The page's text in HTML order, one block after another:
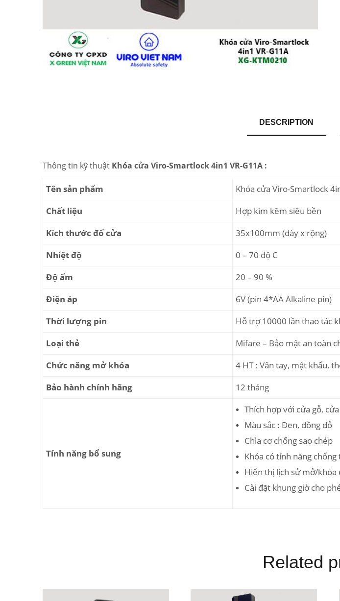
DESCRIPTION
Thông tin kỹ thuật Khóa cửa Viro-Smartlock 4in1 VR-G11A :
Tên sản phẩm
Khóa cửa Viro-Smartlock
Chất liệu
Hợp kim kẽm siêu bền
Kích thước đố cửa
35x100mm (dày x rộng)
Nhiệt độ
0 – 70 độ C
Độ ẩm
20 – 90 %
Điện áp
6V (pin 4*AA Alkaline pin)
Thời lượng pin
Hỗ trợ 10000 lần thao tác
Loại thẻ
Mifare – Bảo mật an toàn
Chức năng mở khóa
4 HT : Vân tay, mật khẩu,
Bảo hành chính hãng
12 tháng
Tính năng bổ sung
Thích hợp với cửa gỗ,
Màu sắc : Đen, đồng đỏ
Chìa cơ chống sao chép
Khóa có tính năng
Hiển thị lịch sử mở/khóa
Cài đặt khung giờ cho
Related